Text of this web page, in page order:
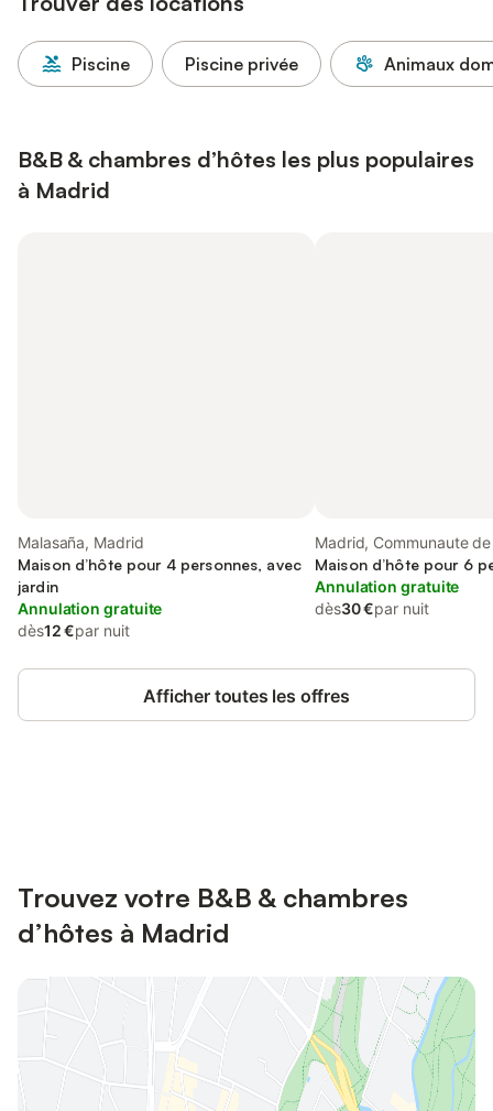
Piscine Piscine privée Animaux
B&B & chambres d’hôtes les plus populaires
à Madrid
Malasaña, Madrid
Maison d’hôte pour 4 personnes, avec
jardin
Annulation gratuite
dès12 €par nuit
Madrid, Communaute
Maison d’hôte pour 6
Annulation gratuite
dès30 €par nuit
Afficher toutes les offres
Trouvez votre B&B & chambres
d’hôtes à Madrid